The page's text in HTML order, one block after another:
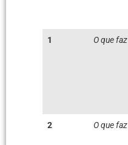
1 O que faz
2 O que faz